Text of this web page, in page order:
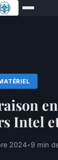
Intel
2024•9 min